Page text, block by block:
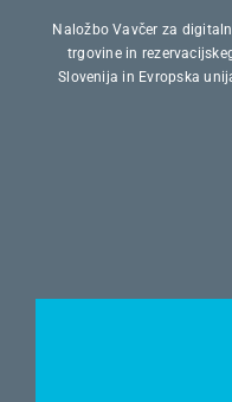
Naložbo Vavčer za
trgovine in
Slovenija in Evropska